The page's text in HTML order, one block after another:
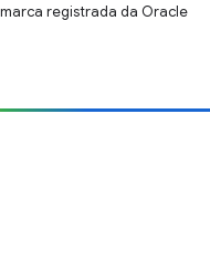
registrada da Oracle